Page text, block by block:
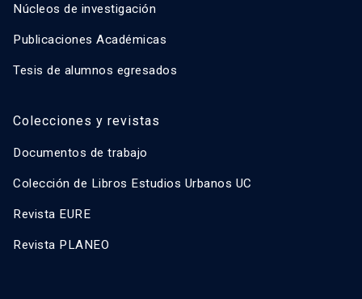
Núcleos de investigación
Publicaciones Académicas
Tesis de alumnos egresados
Colecciones y revistas
Documentos de trabajo
Colección de Libros Estudios Urbanos UC
Revista EURE
Revista PLANEO